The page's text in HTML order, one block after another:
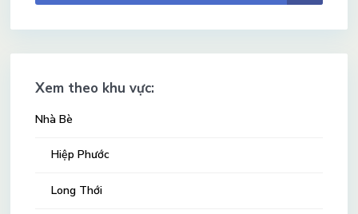
Xem theo khu vực:
Nhà Bè
Hiệp Phước
Long Thới